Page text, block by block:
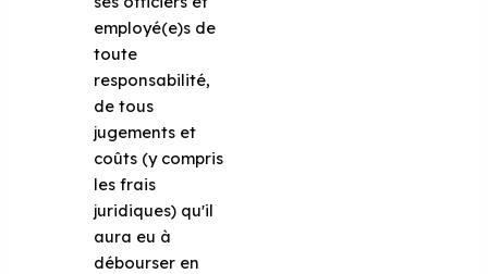
employé(e)s de
toute
responsabilité,
de tous
jugements et
coûts (y compris
les frais
juridiques) qu'il
aura eu à
débourser en